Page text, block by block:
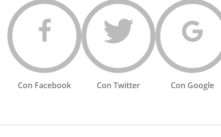
Con Facebook Con Twitter Con Google